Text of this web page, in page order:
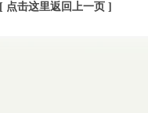
[ 点击这里返回上一页 ]